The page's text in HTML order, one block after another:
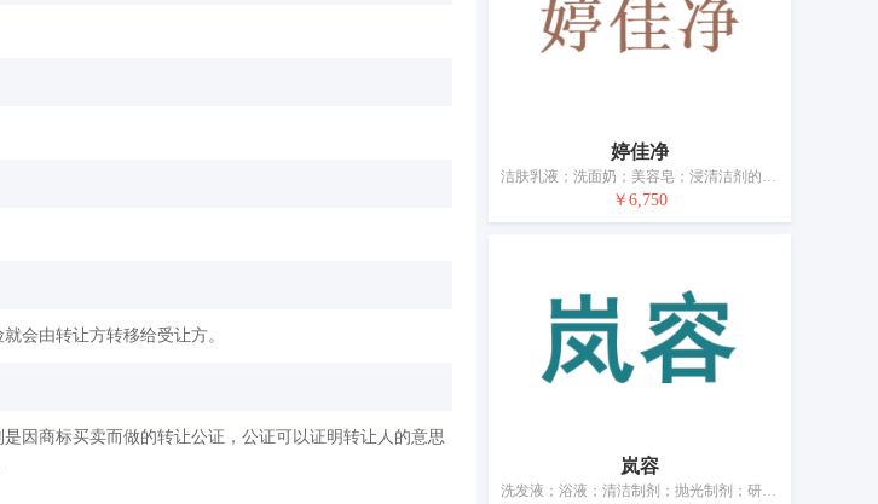
会由转让方转移给受让方。
因商标买卖而做的转让公证，公证可以证明转让人的意思
婷佳净
洁肤乳液；洗面奶；美容皂；浸清洁剂的湿巾；化妆洗液；卸妆乳；卸妆水；手部磨砂膏；身体磨砂膏；面部磨砂膏
￥6,750
岚容
洗发液；浴液；清洁制剂；抛光制剂；研磨材料；香精油；化妆品；牙膏；香；动物用化妆品